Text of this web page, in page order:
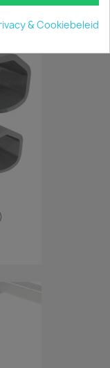
& Cookiebeleid